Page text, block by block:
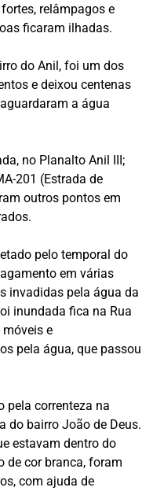
relâmpagos e
ficaram ilhadas.
do Anil, foi um dos
e deixou centenas
a água
no Planalto Anil III;
201 (Estrada de
outros pontos em
pelo temporal do
em várias
invadidas pela água da
inundada fica na Rua
e
pela água, que passou
pela correnteza na
do bairro João de Deus.
estavam dentro do
de cor branca, foram
com ajuda de